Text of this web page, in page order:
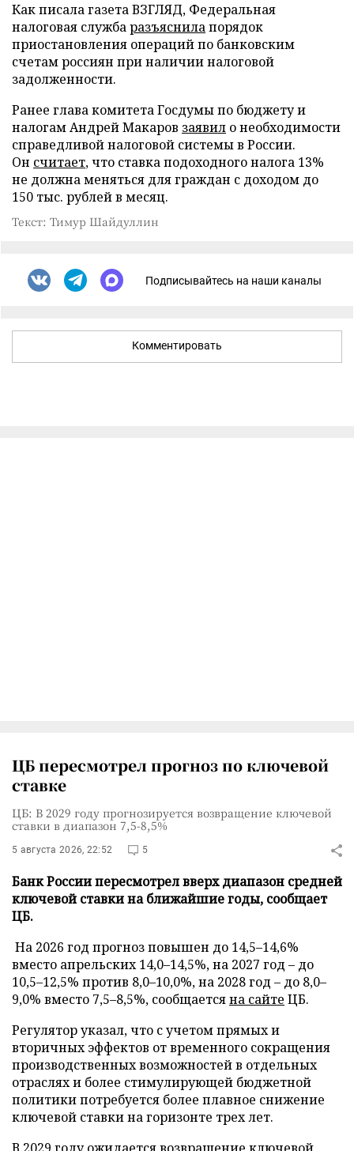
Как писала газета ВЗГЛЯД, Федеральная
налоговая службаразъяснилапорядок
приостановления операций по банковским
счетам россиян при наличии налоговой
задолженности.
Ранее глава комитета Госдумы по бюджету и
налогам Андрей Макаров заявил о необходимости
справедливой налоговой системы в России.
Он считает, что ставка подоходного налога 13%
не должна меняться для граждан с доходом до
150 тыс. рублей в месяц.
Текст: Тимур Шайдуллин
Подписывайтесь на наши каналы
Комментировать
ЦБ пересмотрел прогноз по ключевой
ставке
ЦБ: В 2029 году прогнозируется возвращение ключевой
ставки в диапазон 7,5-8,5%
5 августа 2026, 22:52 5
Банк России пересмотрел вверх диапазон средней
ключевой ставки на ближайшие годы, сообщает
ЦБ.
На 2026 год прогноз повышен до 14,5–14,6%
вместо апрельских 14,0–14,5%, на 2027 год – до
10,5–12,5% против 8,0–10,0%, на 2028 год – до 8,0–
9,0% вместо 7,5–8,5%, сообщаетсяна сайте ЦБ.
Регулятор указал, что с учетом прямых и
вторичных эффектов от временного сокращения
производственных возможностей в отдельных
отраслях и более стимулирующей бюджетной
политики потребуется более плавное снижение
ключевой ставки на горизонте трех лет.